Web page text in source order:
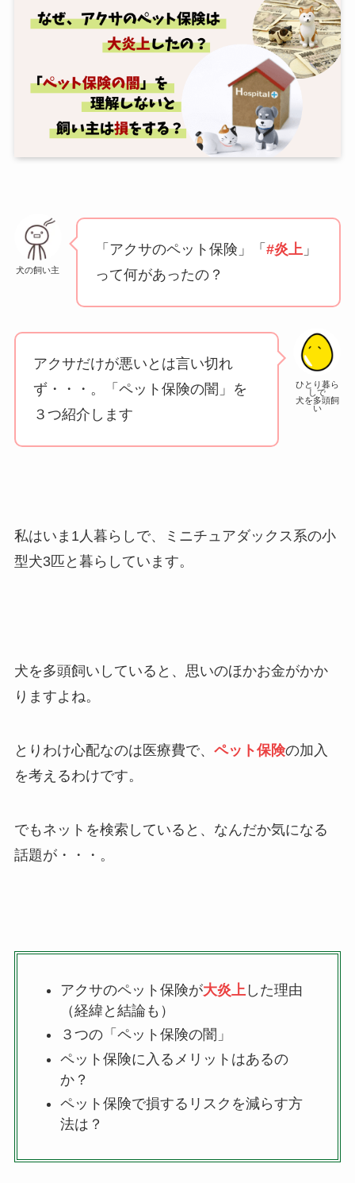
犬の飼い主
「アクサのペット保険」「#炎上 」
って何があったの？
ひとり暮ら
しで
犬を多頭飼
い
アクサだけが悪いとは言い切れ
ず・・・。「ペット保険の闇」を
３つ紹介します
私はいま1人暮らしで、ミニチュアダックス系の小
型犬3匹と暮らしています。
犬を多頭飼いしていると、思いのほかお金がかか
りますよね。
とりわけ心配なのは医療費で、 ペット保険の加入
を考えるわけです。
でもネットを検索していると、なんだか気になる
話題が・・・。
アクサのペット保険が大炎上 した理由
（経緯と結論も）
３つの「ペット保険の闇」
ペット保険に入るメリットはあるの
か？
ペット保険で損するリスクを減らす方
法は？